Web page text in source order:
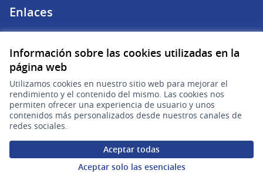
Información sobre las cookies utilizadas en la
página web
Utilizamos cookies en nuestro sitio web para mejorar el
rendimiento y el contenido del mismo. Las cookies nos
permiten ofrecer una experiencia de usuario y unos
contenidos más personalizados desde nuestros canales de
redes sociales.
Aceptar todas
Aceptar solo las esenciales
Enlaces
Actividad
Encuentros
Descargar ficheros de datos abiertos